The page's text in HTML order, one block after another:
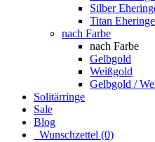
Silber
Titan Eheringe
nach Farbe
nach Farbe
Gelbgold
Weißgold
Gelbgold /
Solitärringe
Sale
Blog
Wunschzettel (0)